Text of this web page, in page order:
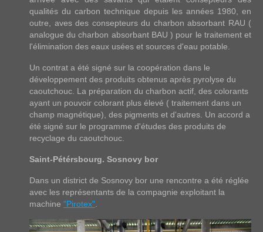
qualités du carbon technique depuis les années 1980, en
outre, aves des consepteurs du charbon absorbant RAU (
analogue du charbon absorbant BAU ) pour le traitement et
l'élimination des eaux usées et sources d'eau potable.
Un contrat a été signé sur la coopération dans le
développement des produits obtenus après pyrolyse du
caoutchouc. La préparation du charbon actif, des colorants
ayant un pouvoir colorant plus élevé ( traitement dans un
champ magnétique), des pigments et d'autres. Un accord a
été signé sur le programme d'études des produits de
recyclage du caoutchouc.
Saint-Pétérsbourg. Sosnovy bor
Dans un district de Sosnovy bor une rencontre a été réglée
avec les représentants de la compagnie exploitant la
machine "Pirotex"